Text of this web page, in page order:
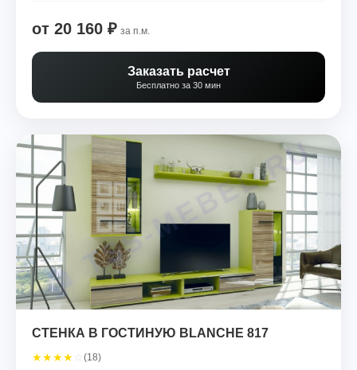
от 20 160 ₽ за п.м.
Заказать расчет
Бесплатно за 30 мин
СТЕНКА В ГОСТИНУЮ BLANCHE 817
★★★★ (18)